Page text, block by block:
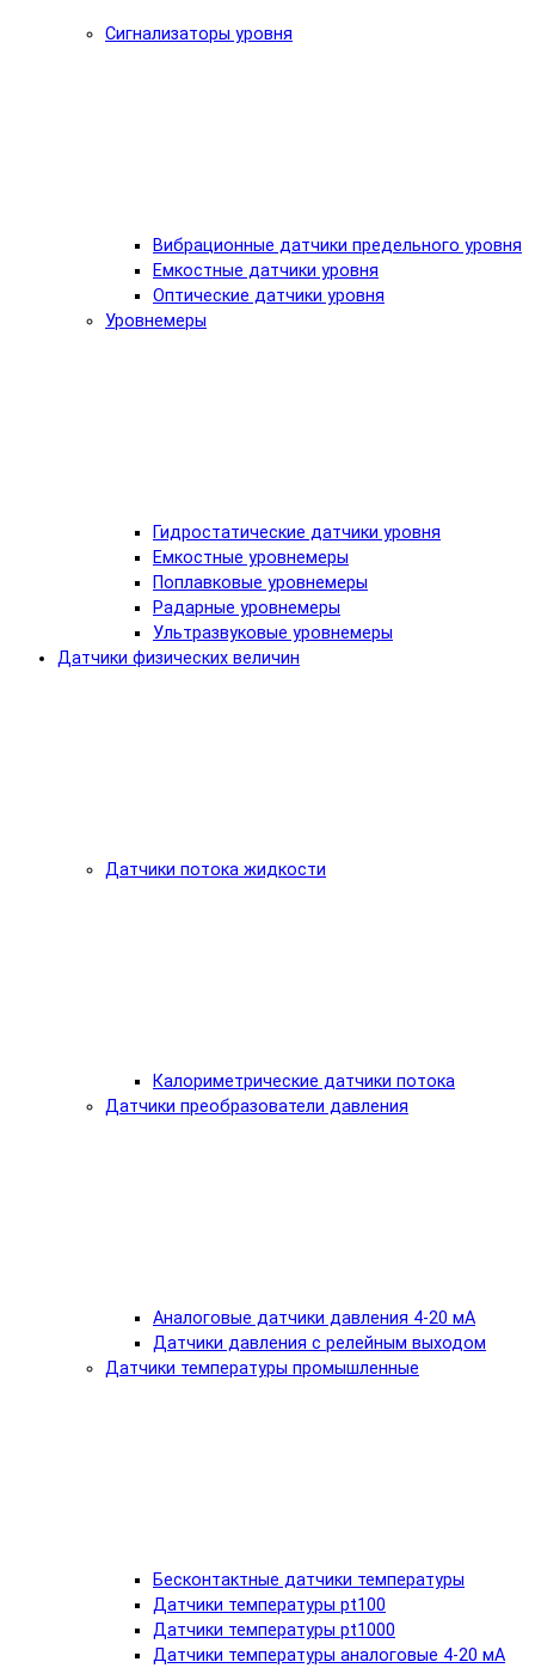
Сигнализаторы уровня
Вибрационные датчики предельного уровня
Емкостные датчики уровня
Оптические датчики уровня
Уровнемеры
Гидростатические датчики уровня
Емкостные уровнемеры
Поплавковые уровнемеры
Радарные уровнемеры
Ультразвуковые уровнемеры
Датчики физических величин
Датчики потока жидкости
Калориметрические датчики потока
Датчики преобразователи давления
Аналоговые датчики давления 4-20 мА
Датчики давления с релейным выходом
Датчики температуры промышленные
Бесконтактные датчики температуры
Датчики температуры pt100
Датчики температуры pt1000
Датчики температуры аналоговые 4-20 мА